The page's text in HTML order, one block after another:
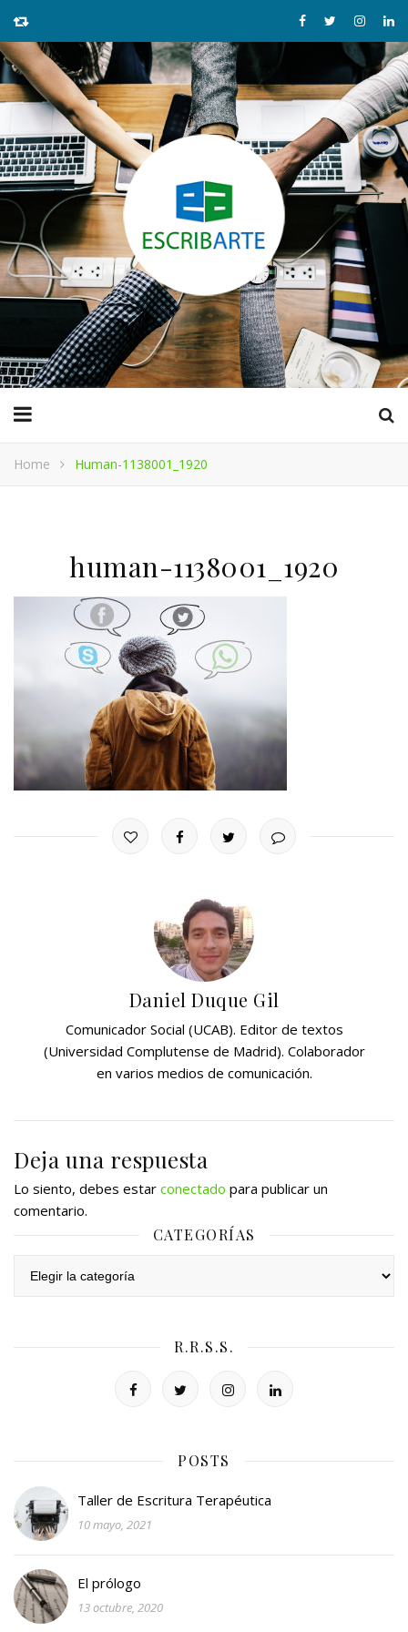
Home Human-1138001_1920
human-1138001_1920
Daniel Duque Gil
Comunicador Social (UCAB). Editor de textos
(Universidad Complutense de Madrid). Colaborador
en varios medios de comunicación.
Deja una respuesta
Lo siento, debes estar conectado para publicar un
comentario.
CATEGORÍAS
R.R.S.S.
POSTS
Taller de Escritura Terapéutica
10 mayo, 2021
El prólogo
13 octubre, 2020